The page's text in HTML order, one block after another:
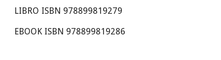
LIBRO ISBN 978899819279
EBOOK ISBN 978899819286